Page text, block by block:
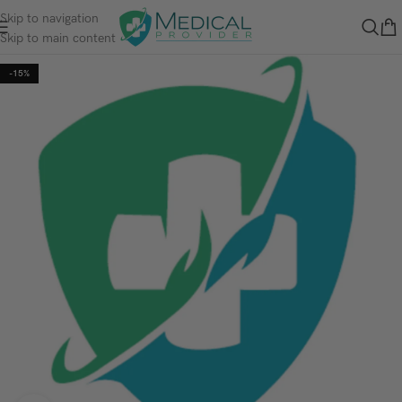
Skip to navigation
Skip to main content
-15%